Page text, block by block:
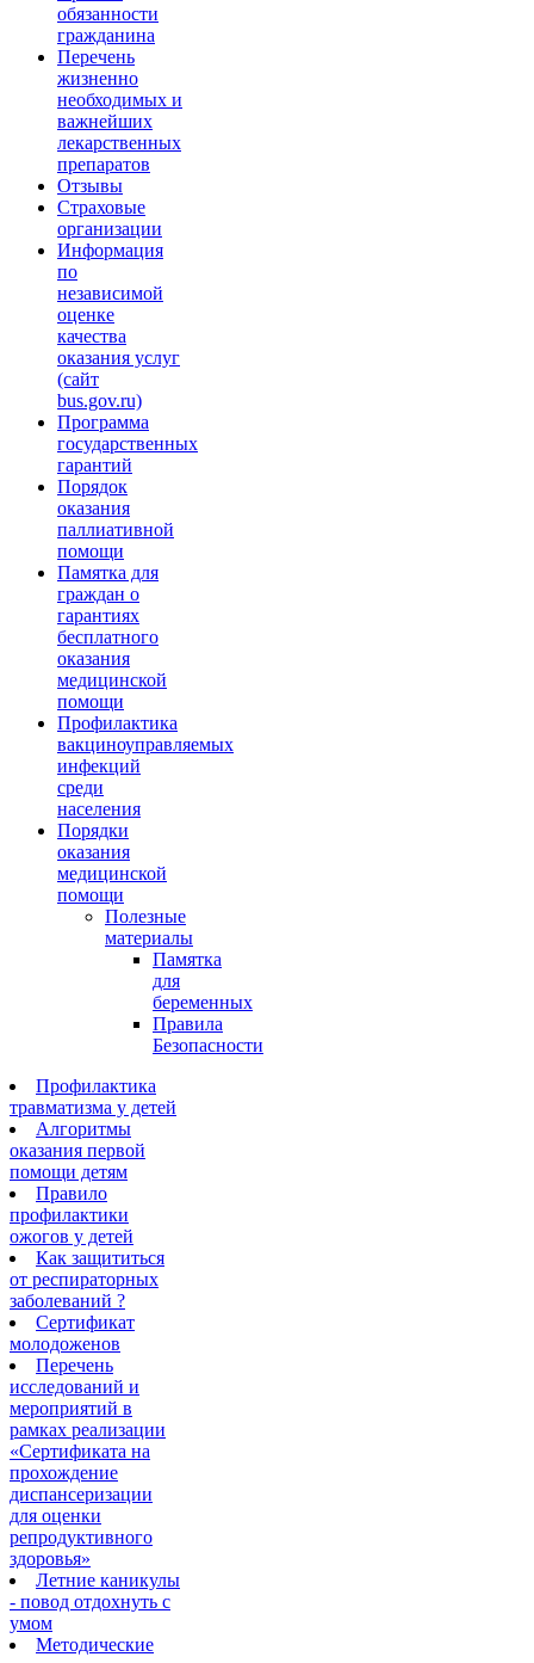
обязанности
гражданина
Перечень
жизненно
необходимых и
важнейших
лекарственных
препаратов
Отзывы
Страховые
организации
Информация
по
независимой
оценке
качества
оказания услуг
(сайт
bus.gov.ru)
Программа
государственных
гарантий
Порядок
оказания
паллиативной
помощи
Памятка для
граждан о
гарантиях
бесплатного
оказания
медицинской
помощи
Профилактика
вакциноуправляемых
инфекций
среди
населения
Порядки
оказания
медицинской
помощи
Полезные
материалы
Памятка
для
беременных
Правила
Безопасности
Профилактика
травматизма у детей
Алгоритмы
оказания первой
помощи детям
Правило
профилактики
ожогов у детей
Как защититься
от респираторных
заболеваний ?
Сертификат
молодоженов
Перечень
исследований и
мероприятий в
рамках реализации
«Сертификата на
прохождение
диспансеризации
для оценки
репродуктивного
здоровья»
Летние каникулы
- повод отдохнуть с
умом
Методические